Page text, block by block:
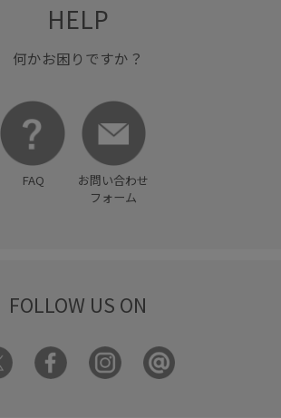
HELP
何かお困りですか？
FAQ
お問い合わせ
フォーム
FOLLOW US ON